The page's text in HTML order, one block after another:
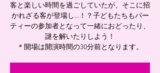
客と楽しい時間を過ごしていたが、そこに招
かれざる客が登場し…！？子どもたちもパー
ティーの参加者となって一緒におどったり、
謎を解いたりしよう！
＊開場は開演時間の30分前となります。